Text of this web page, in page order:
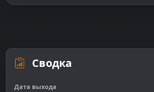
Сводка
Дата выхода